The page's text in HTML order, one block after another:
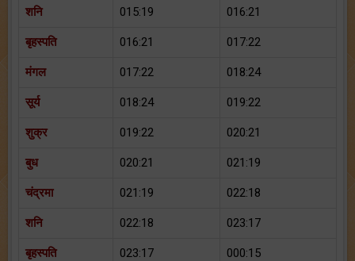
शनि 015:19 016:21
बृहस्पति 016:21 017:22
मंगल 017:22 018:24
सूर्य 018:24 019:22
शुक्र 019:22 020:21
बुध 020:21 021:19
चंद्रमा 021:19 022:18
शनि 022:18 023:17
बृहस्पति 023:17 000:15